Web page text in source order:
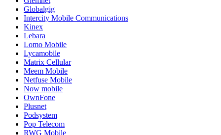
Globalgig
Intercity Mobile Communications
Kinex
Lebara
Lomo Mobile
Lycamobile
Matrix Cellular
Meem Mobile
Netfuse Mobile
Now mobile
OwnFone
Plusnet
Podsystem
Pop Telecom
RWG Mobile